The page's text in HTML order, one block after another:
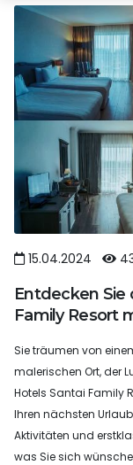
15.04.2024
Entdecken Sie
Family Resort
Sie träumen von
malerischen Ort, der
Hotels Santai Family
Ihren nächsten
Aktivitäten und
was Sie sich